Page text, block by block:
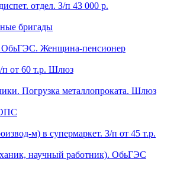
отдел. З/п 43 000 р.
бригады
ОбьГЭС. Женщина-пенсионер
60 т.р. Шлюз
Погрузка металлопроката. Шлюз
м) в супермаркет. З/п от 45 т.р.
научный работник). ОбьГЭС